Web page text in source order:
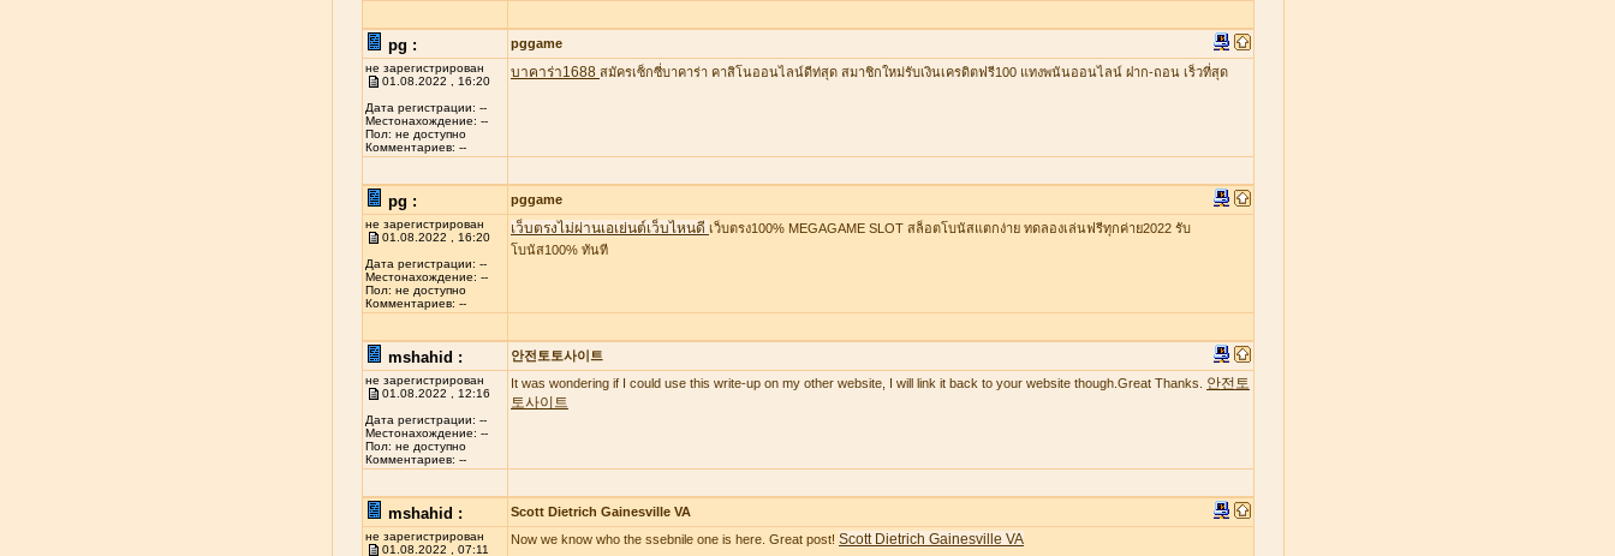
pg : pggame
не зарегистрирован
01.08.2022 , 16:20
Дата регистрации: --
Местонахождение: --
Пол: не доступно
Комментариев: --
บาคาร่า1688 สมัครเซ็กซี่บาคาร่า คาสิโนออนไลน์ดีท่สุด สมาชิกใหม่รับเงินเครดิตฟรี100 แทงพนันออนไลน์ ฝาก-ถอน เร็วที่สุด
pg : pggame
не зарегистрирован
01.08.2022 , 16:20
Дата регистрации: --
Местонахождение: --
Пол: не доступно
Комментариев: --
เว็บตรงไม่ผ่านเอเย่นต์เว็บไหนดี เว็บตรง100% MEGAGAME SLOT สล็อตโบนัสแตกง่าย ทดลองเล่นฟรีทุกค่าย2022 รับ
โบนัส100% ทันที
mshahid : 안전토토사이트
не зарегистрирован
01.08.2022 , 12:16
Дата регистрации: --
Местонахождение: --
Пол: не доступно
Комментариев: --
It was wondering if I could use this write-up on my other website, I will link it back to your website though.Great Thanks. 안전토
토사이트
mshahid : Scott Dietrich Gainesville VA
не зарегистрирован
01.08.2022 , 07:11
Now we know who the ssebnile one is here. Great post! Scott Dietrich Gainesville VA